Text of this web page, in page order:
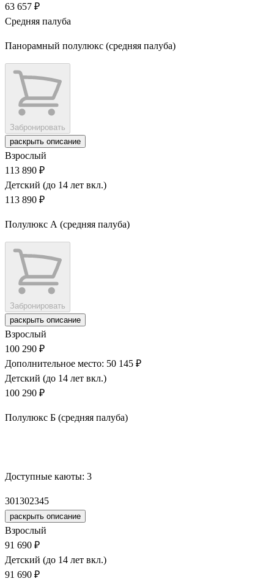
63 657 ₽
Средняя палуба
Панорамный полулюкс (средняя палуба)
Забронировать
раскрыть описание
Взрослый
113 890 ₽
Детский (до 14 лет вкл.)
113 890 ₽
Полулюкс А (средняя палуба)
Забронировать
раскрыть описание
Взрослый
100 290 ₽
Дополнительное место: 50 145 ₽
Детский (до 14 лет вкл.)
100 290 ₽
Полулюкс Б (средняя палуба)
Доступные каюты: 3
301302345
раскрыть описание
Взрослый
91 690 ₽
Детский (до 14 лет вкл.)
91 690 ₽